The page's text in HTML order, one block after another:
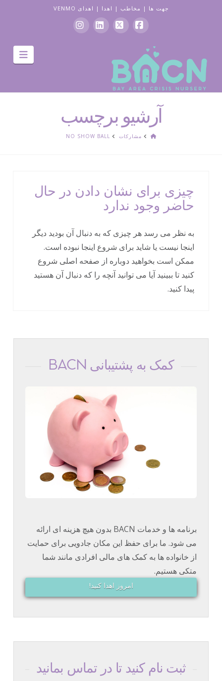
جهت ها | مخاطب | اهدا | اهدای VENMO
بوک
جهت
یابی
آرشیو برچسب
صفحهمشارکات NO SHOW BALL
چیزی برای نشان دادن در حال
حاضر وجود ندارد
به نظر می رسد هر چیزی که به دنبال آن بودید دیگر
اینجا نیست یا شاید برای شروع اینجا نبوده است.
ممکن است بخواهید دوباره از صفحه اصلی شروع
کنید تا ببینید آیا می توانید آنچه را که دنبال آن هستید
پیدا کنید.
کمک به پشتیبانی BACN
برنامه ها و خدمات BACN بدون هیچ هزینه ای ارائه
می شود. ما برای حفظ این مکان جادویی برای حمایت
از خانواده ها به کمک های مالی افرادی مانند شما
متکی هستیم.
امروز اهدا کنید!
ثبت نام کنید تا در تماس بمانید